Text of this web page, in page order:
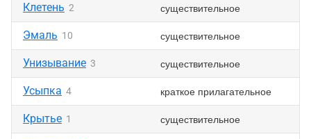
Клетень 2 существительное
Эмаль 10 существительное
Унизывание 3 существительное
Усыпка 4 краткое прилагательное
Крытье 1 существительное